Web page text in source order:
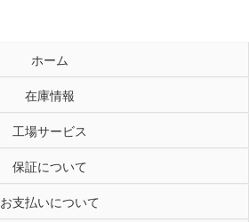
ホーム
在庫情報
工場サービス
保証について
お支払いについて